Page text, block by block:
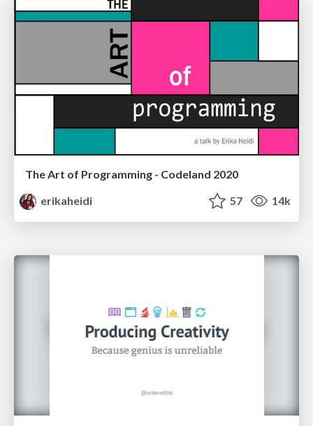
The Art of Programming - Codeland 2020
erikaheidi
57 14k